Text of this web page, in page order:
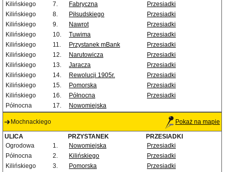
Kilińskiego
7. Fabryczna
Przesiadki
Kilińskiego
8. Piłsudskiego
Przesiadki
Kilińskiego
9. Nawrot
Przesiadki
Kilińskiego
10. Tuwima
Przesiadki
Kilińskiego
11. Przystanek mBank
Przesiadki
Kilińskiego
12. Narutowicza
Przesiadki
Kilińskiego
13. Jaracza
Przesiadki
Kilińskiego
14. Rewolucji 1905r.
Przesiadki
Kilińskiego
15. Pomorska
Przesiadki
Kilińskiego
16. Północna
Przesiadki
Północna
17. Nowomiejska
Mochnackiego Pokaż na mapie
ULICA PRZYSTANEK
PRZESIADKI
Ogrodowa
1. Nowomiejska
Przesiadki
Północna
2. Kilińskiego
Przesiadki
Kilińskiego
3. Pomorska
Przesiadki